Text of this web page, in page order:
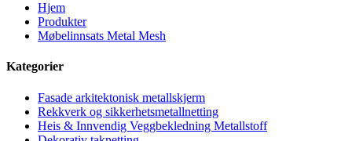
Hjem
Produkter
Møbelinnsats Metal Mesh
Kategorier
Fasade arkitektonisk metallskjerm
Rekkverk og sikkerhetsmetallnetting
Heis & Innvendig Veggbekledning Metallstoff